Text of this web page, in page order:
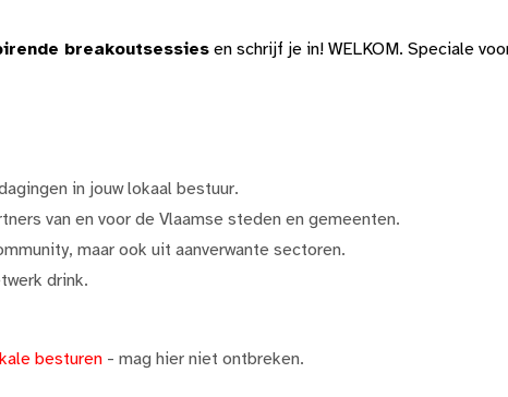
breakoutsessies en schrijf je in! WELKOM. Speciale
in jouw lokaal bestuur.
van en voor de Vlaamse steden en gemeenten.
maar ook uit aanverwante sectoren.
drink.
besturen - mag hier niet ontbreken.